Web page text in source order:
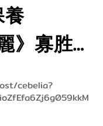
】幫了我的忙，
，
養
》寡胜肽
再生霜
cebelia?